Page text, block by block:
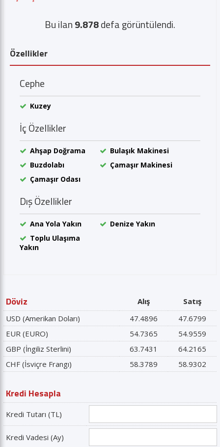
Bu ilan9.878defa görüntülendi.
Özellikler
Cephe
Kuzey
İç Özellikler
Ahşap Doğrama
Bulaşık Makinesi
Buzdolabı
Çamaşır Makinesi
Çamaşır Odası
Dış Özellikler
Ana Yola Yakın
Denize Yakın
Toplu Ulaşıma
Yakın
Döviz Alış
Satış
USD (Amerikan Doları)
47.4896
47.6799
EUR (EURO)
54.7365
54.9559
GBP (İngiliz Sterlini)
63.7431
64.2165
CHF (İsviçre Frangı)
58.3789 58.9302
Kredi Hesapla
Kredi Tutarı (TL)
Kredi Vadesi (Ay)